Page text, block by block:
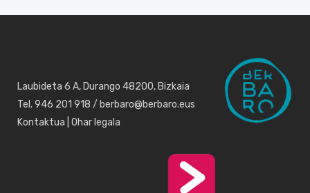
Laubideta 6 A, Durango 48200, Bizkaia
Tel. 946 201 918 / berbaro@berbaro.eus
Kontaktua Ohar legala